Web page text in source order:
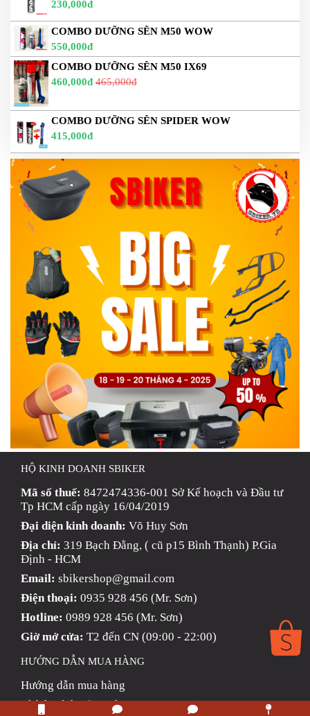
230,000đ
COMBO DƯỠNG SÊN M50 WOW
550,000đ
COMBO DƯỠNG SÊN M50 IX69
460,000đ 465,000đ
COMBO DƯỠNG SÊN SPIDER WOW
415,000đ
HỘ KINH DOANH SBIKER
Mã số thuế: 8472474336-001 Sở Kế hoạch và Đầu tư
Tp HCM cấp ngày 16/04/2019
Đại diện kinh doanh: Võ Huy Sơn
Địa chỉ: 319 Bạch Đằng, ( cũ p15 Bình Thạnh) P.Gia
Định - HCM
Email: sbikershop@gmail.com
Điện thoại: 0935 928 456 (Mr. Sơn)
Hotline: 0989 928 456 (Mr. Sơn)
Giờ mở cửa: T2 đến CN (09:00 - 22:00)
HƯỚNG DẪN MUA HÀNG
Hướng dẫn mua hàng
Chính Sách Giao Hàng